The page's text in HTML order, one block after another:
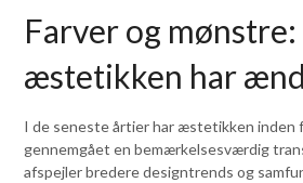
Farver og
æstetikken har
I de seneste årtier har æstetikken inden
gennemgået en bemærkelsesværdig
afspejler bredere designtrends og